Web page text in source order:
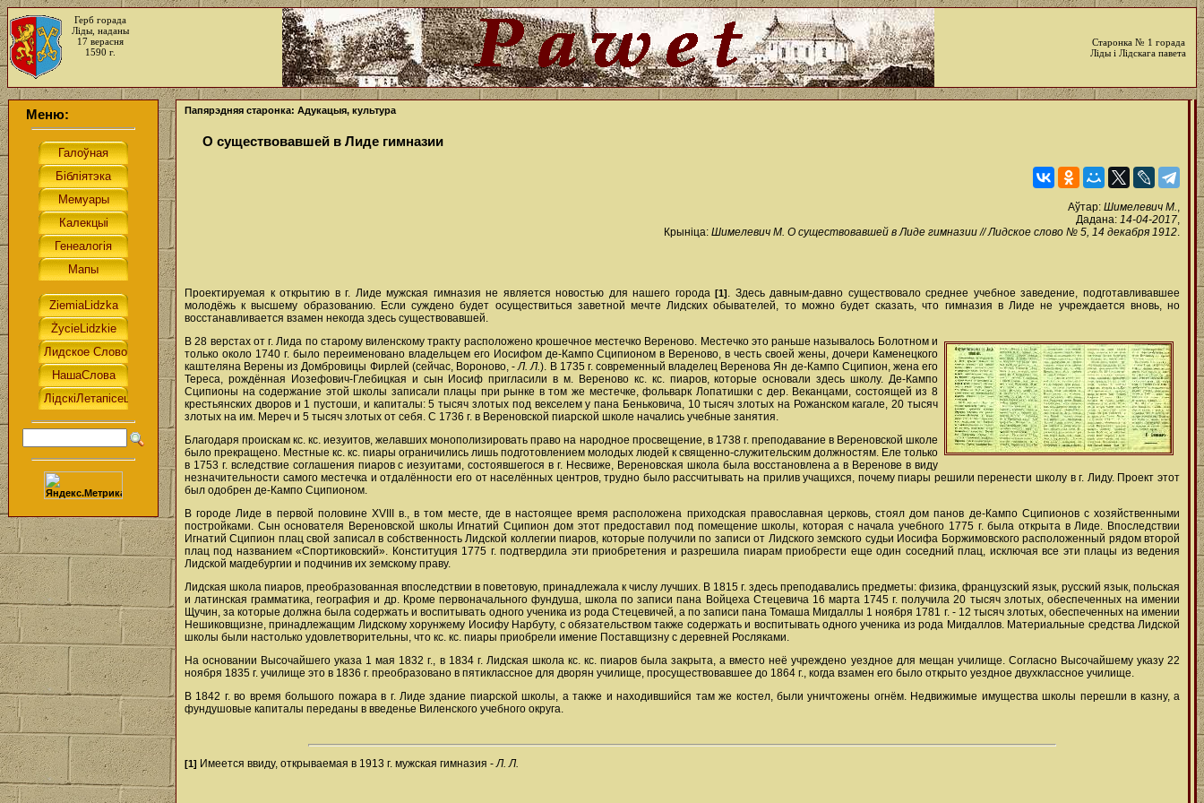
Герб горада
Ліды, наданы
17 верасня
1590 г.
Старонка № 1 горада
Ліды і Лідскага павета
Меню: Папярэдняя старонка: Адукацыя, культура
О существовавшей в Лиде гимназии
Аўтар: Шимелевич М.,
Дадана: 14-04-2017,
Крыніца: Шимелевич М. О существовавшей в Лиде гимназии // Лидское слово № 5, 14 декабря 1912.
Проектируемая к открытию в г. Лиде мужская гимназия не является новостью для нашего города[1]. Здесь давным-давно существовало среднее учебное заведение, подготавливавшее
молодёжь к высшему образованию. Если суждено будет осуществиться заветной мечте Лидских обывателей, то можно будет сказать, что гимназия в Лиде не учреждается вновь, но
восстанавливается взамен некогда здесь существовавшей.
В 28 верстах от г. Лида по старому виленскому тракту расположено крошечное местечко Вереново. Местечко это раньше называлось Болотном и
только около 1740 г. было переименовано владельцем его Иосифом де-Кампо Сципионом в Вереново, в честь своей жены, дочери Каменецкого
каштеляна Верены из Домбровицы Фирлей (сейчас, Вороново, -Л. Л.). В 1735 г. современный владелец Веренова Ян де-Кампо Сципион, жена его
Тереса, рождённая Иозефович-Глебицкая и сын Иосиф пригласили в м. Вереново кс. кс. пиаров, которые основали здесь школу. Де-Кампо
Сципионы на содержание этой школы записали плацы при рынке в том же местечке, фольварк Лопатишки с дер. Веканцами, состоящей из 8
крестьянских дворов и 1 пустоши, и капиталы: 5 тысяч злотых под векселем у пана Беньковича, 10 тысяч злотых на Рожанском кагале, 20 тысяч
злотых на им. Мереч и 5 тысяч злотых от себя. С 1736 г. в Вереновской пиарской школе начались учебные занятия.
Благодаря проискам кс. кс. иезуитов, желавших монополизировать право на народное просвещение, в 1738 г. преподавание в Вереновской школе
было прекращено. Местные кс. кс. пиары ограничились лишь подготовлением молодых людей к священно-служительским должностям. Еле только
в 1753 г. вследствие соглашения пиаров с иезуитами, состоявшегося в г. Несвиже, Вереновская школа была восстановлена а в Веренове в виду
незначительности самого местечка и отдалённости его от населённых центров, трудно было рассчитывать на прилив учащихся, почему пиары решили перенести школу в г. Лиду. Проект этот
был одобрен де-Кампо Сципионом.
В городе Лиде в первой половине XVIII в., в том месте, где в настоящее время расположена приходская православная церковь, стоял дом панов де-Кампо Сципионов с хозяйственными
постройками. Сын основателя Вереновской школы Игнатий Сципион дом этот предоставил под помещение школы, которая с начала учебного 1775 г. была открыта в Лиде. Впоследствии
Игнатий Сципион плац свой записал в собственность Лидской коллегии пиаров, которые получили по записи от Лидского земского судьи Иосифа Боржимовского расположенный рядом второй
плац под названием «Спортиковский». Конституция 1775 г. подтвердила эти приобретения и разрешила пиарам приобрести еще один соседний плац, исключая все эти плацы из ведения
Лидской магдебургии и подчинив их земскому праву.
Лидская школа пиаров, преобразованная впоследствии в поветовую, принадлежала к числу лучших. В 1815 г. здесь преподавались предметы: физика, французский язык, русский язык, польская
и латинская грамматика, география и др. Кроме первоначального фундуша, школа по записи пана Войцеха Стецевича 16 марта 1745 г. получила 20 тысяч злотых, обеспеченных на имении
Щучин, за которые должна была содержать и воспитывать одного ученика из рода Стецевичей, а по записи пана Томаша Мигдаллы 1 ноября 1781 г. - 12 тысяч злотых, обеспеченных на имении
Нешиковщизне, принадлежащим Лидскому хорунжему Иосифу Нарбуту, с обязательством также содержать и воспитывать одного ученика из рода Мигдаллов. Материальные средства Лидской
школы были настолько удовлетворительны, что кс. кс. пиары приобрели имение Поставщизну с деревней Росляками.
На основании Высочайшего указа 1 мая 1832 г., в 1834 г. Лидская школа кс. кс. пиаров была закрыта, а вместо неё учреждено уездное для мещан училище. Согласно Высочайшему указу 22
ноября 1835 г. училище это в 1836 г. преобразовано в пятиклассное для дворян училище, просуществовавшее до 1864 г., когда взамен его было открыто уездное двухклассное училище.
В 1842 г. во время большого пожара в г. Лиде здание пиарской школы, а также и находившийся там же костел, были уничтожены огнём. Недвижимые имущества школы перешли в казну, а
фундушовые капиталы переданы в введенье Виленского учебного округа.
[1] Имеется ввиду, открываемая в 1913 г. мужская гимназия -Л. Л.